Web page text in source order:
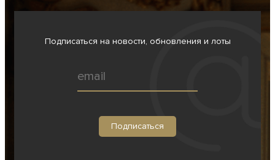
Подписаться на новости, обновления и лоты